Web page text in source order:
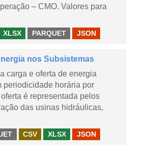
– CMO. Valores para
XLSX PARQUET JSON
nos Subsistemas
carga e oferta de energia
periodicidade horária por
é representada pelos
das usinas hidráulicas,
CSV XLSX JSON